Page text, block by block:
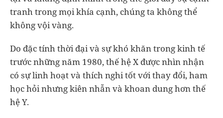
tranh trong mọi khía cạnh, chúng ta không thể
không vội vàng.
Do đặc tính thời đại và sự khó khăn trong kinh tế
trước những năm 1980, thế hệ X được nhìn nhận
có sự linh hoạt và thích nghi tốt với thay đổi, ham
học hỏi nhưng kiên nhẫn và khoan dung hơn thế
hệ Y.